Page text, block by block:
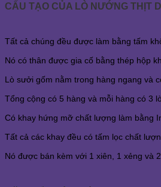
CẤU TẠO CỦA LÒ NƯỚNG THỊT
Tất cả chúng đều được làm bằng tấm
Nó có thân được gia cố bằng thép hộp
Lò sưởi gốm nằm trong hàng ngang và
Tổng cộng có 5 hàng và mỗi hàng có 3
Có khay hứng mỡ chất lượng làm bằng
Tất cả các khay đều có tấm lọc chất
Nó được bán kèm với 1 xiên, 1 xẻng và 2